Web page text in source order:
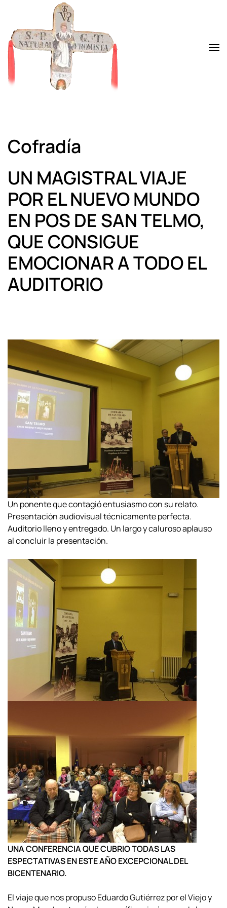
Skip to main content
Cofradía
UN MAGISTRAL VIAJE
POR EL NUEVO MUNDO
EN POS DE SAN TELMO,
QUE CONSIGUE
EMOCIONAR A TODO EL
AUDITORIO
Un ponente que contagió entusiasmo con su relato.
Presentación audiovisual técnicamente perfecta.
Auditorio lleno y entregado. Un largo y caluroso aplauso
al concluir la presentación.
UNA CONFERENCIA QUE CUBRIO TODAS LAS
ESPECTATIVAS EN ESTE AÑO EXCEPCIONAL DEL
BICENTENARIO.
El viaje que nos propuso Eduardo Gutiérrez por el Viejo y